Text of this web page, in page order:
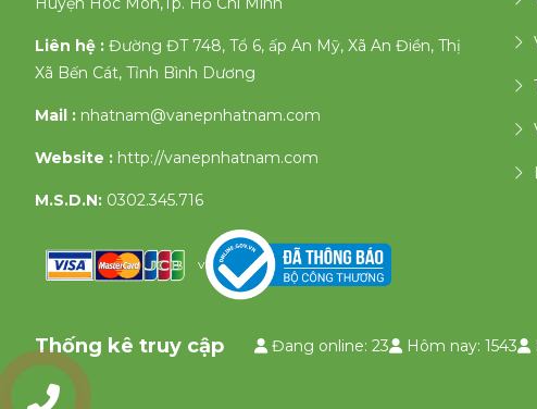
Liên hệ : Đường ĐT 748, Tổ 6, ấp An Mỹ, Xã An Điền, Thị
Xã Bến Cát, Tỉnh Bình Dương
Mail : nhatnam@vanepnhatnam.com
Website : http://vanepnhatnam.com
M.S.D.N: 0302.345.716
v
Thống kê truy cập Đang online: 23 Hôm nay: 1543
0903335658